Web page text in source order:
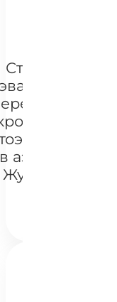
+
Стоимость
и
аэропорту
Жуковский